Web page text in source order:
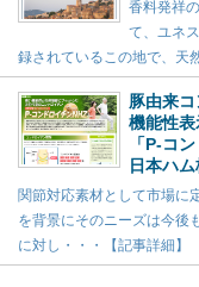
香料発祥
て、ユネ
録されているこの地で、天
豚由来
機能性
「P-コ
日本ハ
関節対応素材として市場に
を背景にそのニーズは今後
に対し・・・【記事詳細】